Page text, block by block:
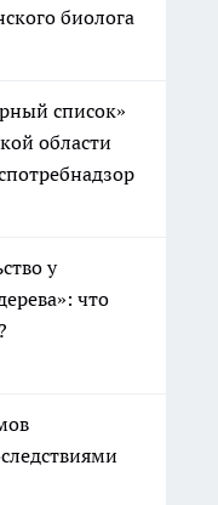
биолога
список»
области
у
что